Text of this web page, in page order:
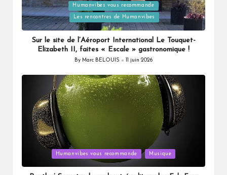
Posted
in
Humanvibes vous recommande
Les rencontres de Humanvibes
Sur le site de l’Aéroport International Le Touquet-
Elizabeth II, faites « Escale » gastronomique !
Posted
By Marc BELOUIS 11 juin 2026
Humanvibes vous recommande Musique